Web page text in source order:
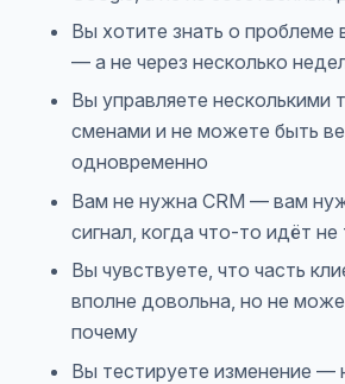
Вы хотите знать о проблеме
— а не через несколько
Вы управляете несколькими
сменами и не можете быть
одновременно
Вам не нужна CRM — вам
сигнал, когда что-то идёт не
Вы чувствуете, что часть
вполне довольна, но не
почему
Вы тестируете изменение —